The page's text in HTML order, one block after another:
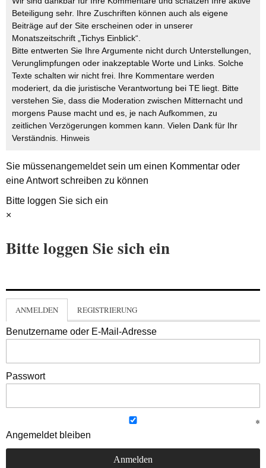
Beteiligung sehr. Ihre Zuschriften können auch als eigene
Beiträge auf der Site erscheinen oder in unserer
Monatszeitschrift „Tichys Einblick“.
Bitte entwerten Sie Ihre Argumente nicht durch Unterstellungen,
Verunglimpfungen oder inakzeptable Worte und Links. Solche
Texte schalten wir nicht frei. Ihre Kommentare werden
moderiert, da die juristische Verantwortung bei TE liegt. Bitte
verstehen Sie, dass die Moderation zwischen Mitternacht und
morgens Pause macht und es, je nach Aufkommen, zu
zeitlichen Verzögerungen kommen kann. Vielen Dank für Ihr
Verständnis. Hinweis
Sie müssenangemeldetsein um einen Kommentar oder
eine Antwort schreiben zu können
Bitte loggen Sie sich ein
×
Bitte loggen Sie sich ein
ANMELDEN REGISTRIERUNG
Benutzername oder E-Mail-Adresse
Passwort
Angemeldet bleiben